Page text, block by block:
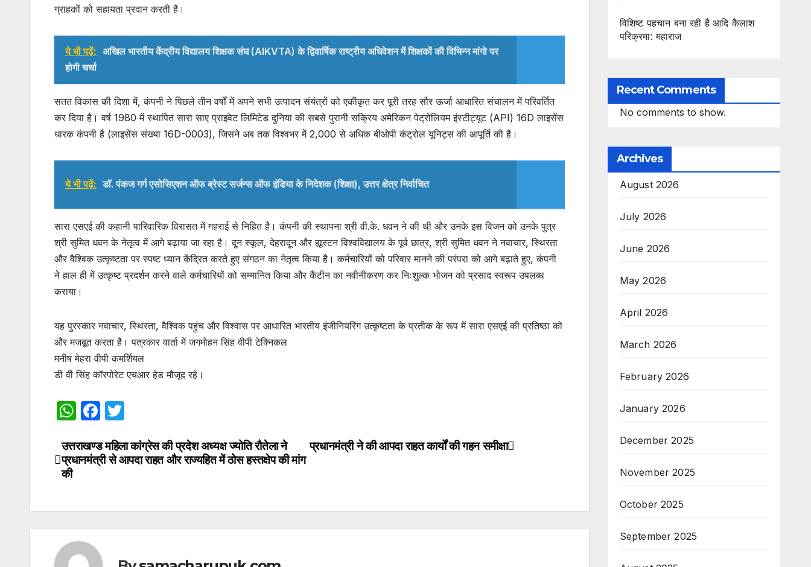
ग्राहकों को सहायता प्रदान करती है।
ये भी पढ़ें: अखिल भारतीय केंद्रीय विद्यालय शिक्षक संघ (AIKVTA) के द्विवार्षिक राष्ट्रीय अधिवेशन में शिक्षकों की विभिन्न मांगो पर
होगी चर्चा
सतत विकास की दिशा में, कंपनी ने पिछले तीन वर्षों में अपने सभी उत्पादन संयंत्रों को एकीकृत कर पूरी तरह सौर ऊर्जा आधारित संचालन में परिवर्तित
कर दिया है। वर्ष 1980 में स्थापित सारा साए प्राइवेट लिमिटेड दुनिया की सबसे पुरानी सक्रिय अमेरिकन पेट्रोलियम इंस्टीट्यूट (API) 16D लाइसेंस
धारक कंपनी है (लाइसेंस संख्या 16D-0003), जिसने अब तक विश्वभर में 2,000 से अधिक बीओपी कंट्रोल यूनिट्स की आपूर्ति की है।
ये भी पढ़ें: डॉ. पंकज गर्ग एसोसिएशन ऑफ ब्रेस्ट सर्जन्स ऑफ इंडिया के निदेशक (शिक्षा), उत्तर क्षेत्र निर्वाचित
सारा एसएई की कहानी पारिवारिक विरासत में गहराई से निहित है। कंपनी की स्थापना श्री वी.के. धवन ने की थी और उनके इस विजन को उनके पुत्र
श्री सुमित धवन के नेतृत्व में आगे बढ़ाया जा रहा है। दून स्कूल, देहरादून और ह्यूस्टन विश्वविद्यालय के पूर्व छात्र, श्री सुमित धवन ने नवाचार, स्थिरता
और वैश्विक उत्कृष्टता पर स्पष्ट ध्यान केंद्रित करते हुए संगठन का नेतृत्व किया है। कर्मचारियों को परिवार मानने की परंपरा को आगे बढ़ाते हुए, कंपनी
ने हाल ही में उत्कृष्ट प्रदर्शन करने वाले कर्मचारियों को सम्मानित किया और कैंटीन का नवीनीकरण कर निःशुल्क भोजन को प्रसाद स्वरूप उपलब्ध
कराया।
यह पुरस्कार नवाचार, स्थिरता, वैश्विक पहुंच और विश्वास पर आधारित भारतीय इंजीनियरिंग उत्कृष्टता के प्रतीक के रूप में सारा एसएई की प्रतिष्ठा को
और मजबूत करता है। पत्रकार वार्ता में जगमोहन सिंह वीपी टेक्निकल
मनीष मेहरा वीपी कमर्शियल
डी वी सिंह कॉरपोरेट एचआर हेड मौजूद रहे।
W
at
s
p
F
c
e
o
itt
er
Post
navigation
प्रधानमंत्री ने की आपदा राहत कार्यों की गहन समीक्षा
उत्तराखण्ड महिला कांग्रेस की प्रदेश अध्यक्ष ज्योति रौतेला ने
प्रधानमंत्री से आपदा राहत और राज्यहित में ठोस हस्तक्षेप की मांग
की
विशिष्ट पहचान बना रही है आदि कैलाश
परिक्रमा: महाराज
Recent Comments
No comments to show.
Archives
August 2026
July 2026
June 2026
May 2026
April 2026
March 2026
February 2026
January 2026
December 2025
November 2025
October 2025
September 2025